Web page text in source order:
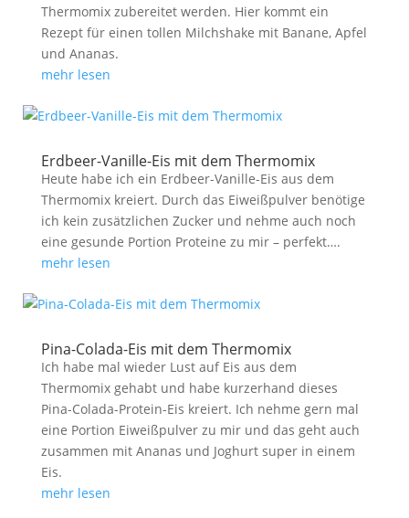
Thermomix zubereitet werden. Hier kommt ein
Rezept für einen tollen Milchshake mit Banane, Apfel
und Ananas.
mehr lesen
Erdbeer-Vanille-Eis mit dem Thermomix
Heute habe ich ein Erdbeer-Vanille-Eis aus dem
Thermomix kreiert. Durch das Eiweißpulver benötige
ich kein zusätzlichen Zucker und nehme auch noch
eine gesunde Portion Proteine zu mir – perfekt….
mehr lesen
Pina-Colada-Eis mit dem Thermomix
Ich habe mal wieder Lust auf Eis aus dem
Thermomix gehabt und habe kurzerhand dieses
Pina-Colada-Protein-Eis kreiert. Ich nehme gern mal
eine Portion Eiweißpulver zu mir und das geht auch
zusammen mit Ananas und Joghurt super in einem
Eis.
mehr lesen